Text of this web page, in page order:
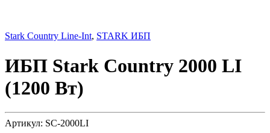
Stark Country Line-Int, STARK ИБП
ИБП Stark Country 2000 LI
(1200 Вт)
Артикул: SC-2000LI